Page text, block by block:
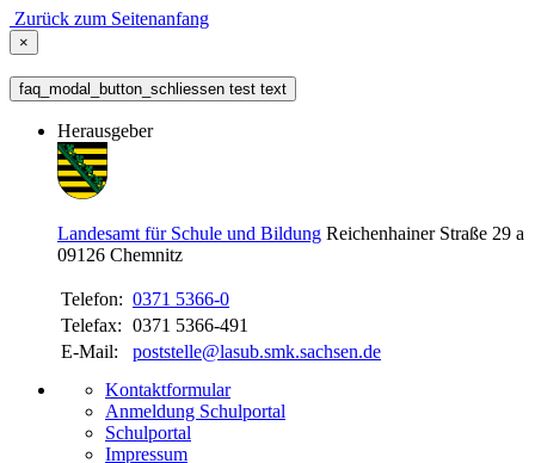
Zurück zum Seitenanfang
×
faq_modal_button_schliessen test text
Herausgeber
Landesamt für Schule und Bildung Reichenhainer Straße 29 a
09126 Chemnitz
Telefon: 0371 5366-0
Telefax: 0371 5366-491
E-Mail:
poststelle@lasub.smk.sachsen.de
Kontaktformular
Anmeldung Schulportal
Schulportal
Impressum